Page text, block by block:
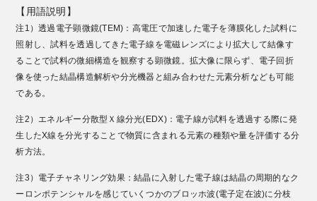
【用語説明】
注1）透過電子顕微鏡(TEM)：高電圧で加速した電子を薄膜化した試料に
照射し、試料を透過してきた電子線を電磁レンズにより拡大して結像す
ることで試料の微細構造を観察する顕微鏡。拡大像に限らず、電子回折
像を使った結晶構造解析や分光機器と組み合わせた元素分析なども可能
である。
注2）エネルギー分散型Ｘ線分光(EDX)：電子線が試料を透過する際に発
生したX線を分光することで物質に含まれる元素の種類や量を評価する分
析方法。
注3）電子チャネリング効果：結晶に入射した電子線は結晶の周期的なク
ーロンポテンシャルを感じていくつかのブロッホ波(電子定在波)に分枝